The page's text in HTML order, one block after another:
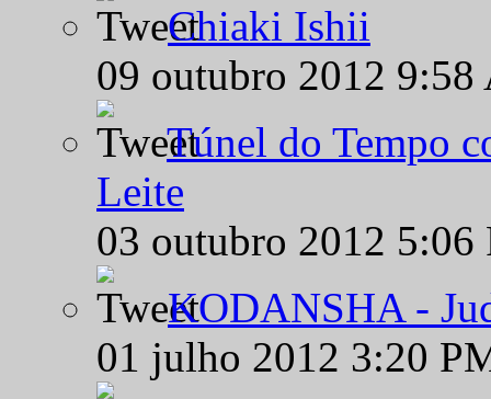
Chiaki Ishii
09 outubro 2012
Túnel do Tempo
Leite
03 outubro 2012
KODANSHA -
01 julho 2012 3:20